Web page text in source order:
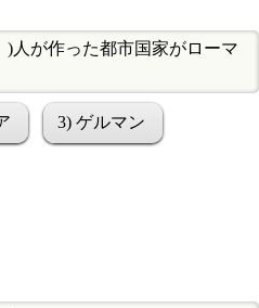
が作った都市国家がローマ
3) ゲルマン